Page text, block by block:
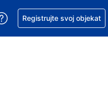
trenutna valuta je
jezik. Vaš trenutni jezik je
Zatražite pomoć u vezi
Registrujte svoj objekat